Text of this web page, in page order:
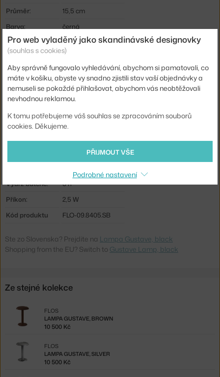
Průměr:
15,5 cm
Barva:
černá
Materiál:
hliník
Hlavní materiál:
kov
Světelný tok:
159 lm
Stmívatelné:
ano
Výdrž baterie:
6 h
Příkon:
2,5 W
Kód produktu
FLO-09.8405.SB
Ste zo Slovenska? Prejdite na Lampa Gustave, black
Shopping from the EU? Switch to Gustave Lamp, black
Ze stejné kolekce
LAMPA GUSTAVE, BROWN
FLOS
10 500 Kč
LAMPA GUSTAVE, SILVER
FLOS
10 500 Kč
Pro web vyladěný jako skandinávské designovky
(souhlas s cookies)
Aby správně fungovalo vyhledávání, abychom si pamatovali, co
máte v košíku, abyste vy snadno zjistili stav vaší objednávky a
nemuseli se pokaždé přihlašovat, abychom vás neobtěžovali
nevhodnou reklamou.
K tomu potřebujeme váš souhlas se zpracováním souborů
cookies. Děkujeme.
PŘIJMOUT VŠE
Podrobné nastavení